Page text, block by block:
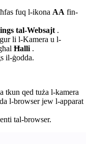
fuq l-ikona AA fin-
tal-Websajt .
li l-Kamera u l-
Ħalli .
il-ġodda.
tkun qed tuża l-kamera
l-browser jew l-apparat
tal-browser.